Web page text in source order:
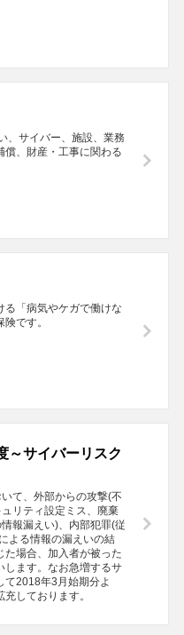
、サイバー、施設、業務
償、財産・工事に関わる
る「病気やケガで働けな
です。
～サイバーリスク
て、外部からの攻撃(不
リティ設定ミス、廃棄
報漏えい)、内部犯罪(従
よる情報の漏えいの結
た場合、加入者が被った
します。なお急増するサ
て2018年3月始期分よ
しております。